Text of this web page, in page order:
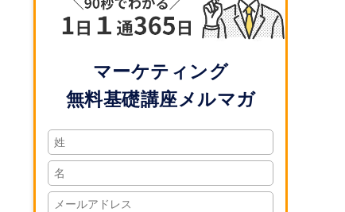
マーケティング
無料基礎講座メルマガ